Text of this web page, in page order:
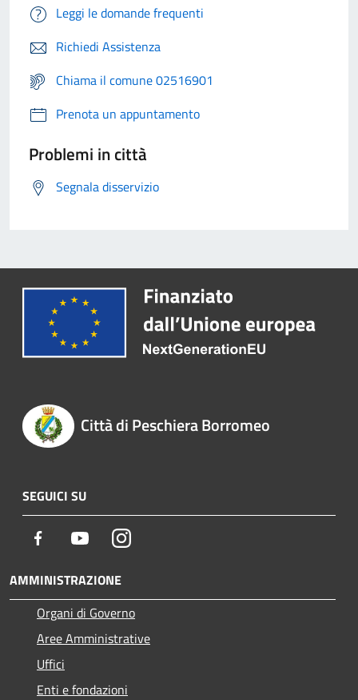
Leggi le domande frequenti
Richiedi Assistenza
Chiama il comune 02516901
Prenota un appuntamento
Problemi in città
Segnala disservizio
Città di Peschiera Borromeo
SEGUICI SU
Facebook YoutubeInstagram
AMMINISTRAZIONE
Organi di Governo
Aree Amministrative
Uffici
Enti e fondazioni